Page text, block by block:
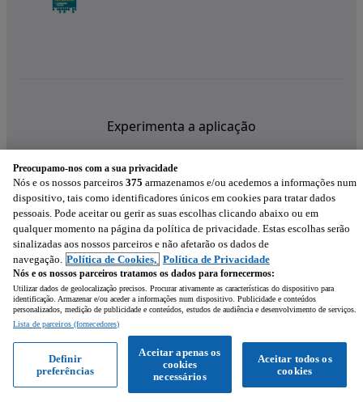
Ligar WhatsApp
Experimenta a aplicação
Preocupamo-nos com a sua privacidade
Nós e os nossos parceiros 375 armazenamos e/ou acedemos a informações num
dispositivo, tais como identificadores únicos em cookies para tratar dados
pessoais. Pode aceitar ou gerir as suas escolhas clicando abaixo ou em
qualquer momento na página da política de privacidade. Estas escolhas serão
sinalizadas aos nossos parceiros e não afetarão os dados de
navegação. Política de Cookies, Política de Privacidade
Nós e os nossos parceiros tratamos os dados para fornecermos:
Utilizar dados de geolocalização precisos. Procurar ativamente as características do dispositivo para
identificação. Armazenar e/ou aceder a informações num dispositivo. Publicidade e conteúdos
personalizados, medição de publicidade e conteúdos, estudos de audiência e desenvolvimento de serviços.
Lista de parceiros (fornecedores)
Aceitar todos os
cookies
Aceitar apenas os
cookies
necessários
Definir
preferências